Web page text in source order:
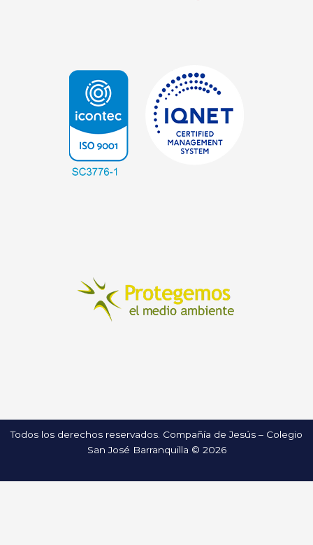
Todos los derechos reservados. Compañía de Jesús – Colegio
San José Barranquilla © 2026